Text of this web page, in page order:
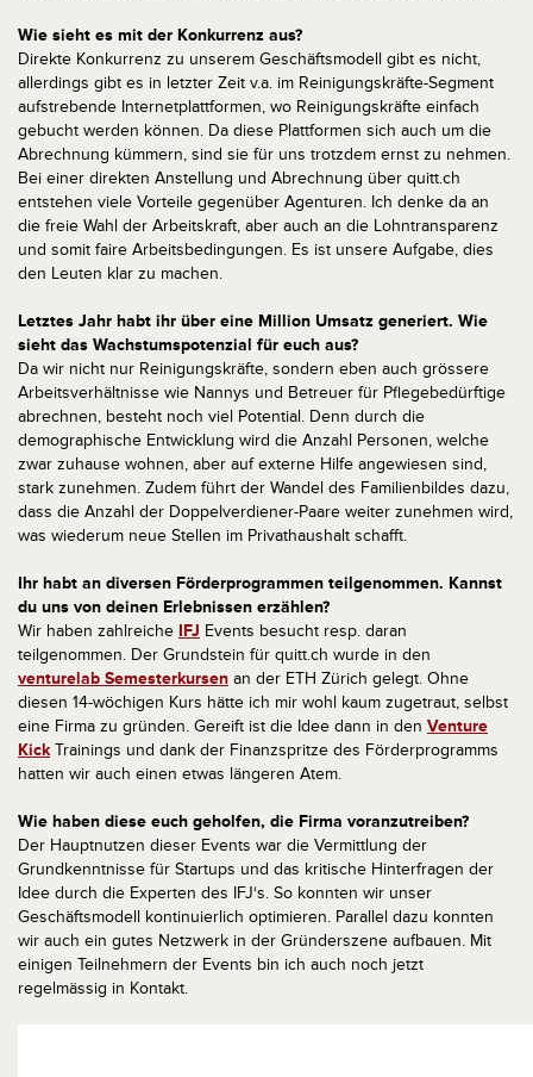
Wie sieht es mit der Konkurrenz aus?
Direkte Konkurrenz zu unserem Geschäftsmodell gibt es nicht,
allerdings gibt es in letzter Zeit v.a. im Reinigungskräfte-Segment
aufstrebende Internetplattformen, wo Reinigungskräfte einfach
gebucht werden können. Da diese Plattformen sich auch um die
Abrechnung kümmern, sind sie für uns trotzdem ernst zu nehmen.
Bei einer direkten Anstellung und Abrechnung über quitt.ch
entstehen viele Vorteile gegenüber Agenturen. Ich denke da an
die freie Wahl der Arbeitskraft, aber auch an die Lohntransparenz
und somit faire Arbeitsbedingungen. Es ist unsere Aufgabe, dies
den Leuten klar zu machen.
Letztes Jahr habt ihr über eine Million Umsatz generiert. Wie
sieht das Wachstumspotenzial für euch aus?
Da wir nicht nur Reinigungskräfte, sondern eben auch grössere
Arbeitsverhältnisse wie Nannys und Betreuer für Pflegebedürftige
abrechnen, besteht noch viel Potential. Denn durch die
demographische Entwicklung wird die Anzahl Personen, welche
zwar zuhause wohnen, aber auf externe Hilfe angewiesen sind,
stark zunehmen. Zudem führt der Wandel des Familienbildes dazu,
dass die Anzahl der Doppelverdiener-Paare weiter zunehmen wird,
was wiederum neue Stellen im Privathaushalt schafft.
Ihr habt an diversen Förderprogrammen teilgenommen. Kannst
du uns von deinen Erlebnissen erzählen?
Wir haben zahlreiche IFJ Events besucht resp. daran
teilgenommen. Der Grundstein für quitt.ch wurde in den
venturelab Semesterkursen an der ETH Zürich gelegt. Ohne
diesen 14-wöchigen Kurs hätte ich mir wohl kaum zugetraut, selbst
eine Firma zu gründen. Gereift ist die Idee dann in den Venture
KickTrainings und dank der Finanzspritze des Förderprogramms
hatten wir auch einen etwas längeren Atem.
Wie haben diese euch geholfen, die Firma voranzutreiben?
Der Hauptnutzen dieser Events war die Vermittlung der
Grundkenntnisse für Startups und das kritische Hinterfragen der
Idee durch die Experten des IFJ‘s. So konnten wir unser
Geschäftsmodell kontinuierlich optimieren. Parallel dazu konnten
wir auch ein gutes Netzwerk in der Gründerszene aufbauen. Mit
einigen Teilnehmern der Events bin ich auch noch jetzt
regelmässig in Kontakt.